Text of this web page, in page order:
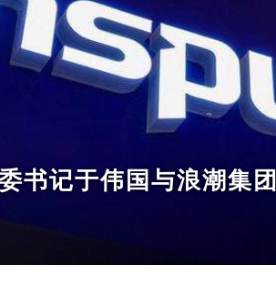
书记于伟国与浪潮集